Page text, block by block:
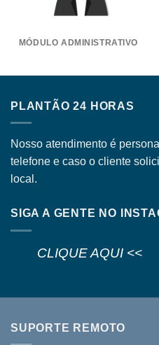
MÓDULO ADMINISTRATIVO
PLANTÃO 24 HORAS
Nosso atendimento é
telefone e caso o cliente
local.
SIGA A GENTE NO
CLIQUE AQUI <<
SUPORTE REMOTO